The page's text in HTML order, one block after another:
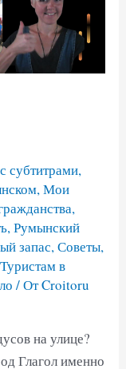
субтитрами,
,Мои
,
,Румынский
запас,Советы,
Туристам в
/ ОтCroitoru
на улице?
Глагол именно